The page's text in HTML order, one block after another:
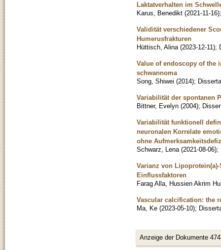
Laktatverhalten im
Karus, Benedikt (2021-11-16)
Validität verschiedener
Humerusfrakturen
Hüttisch, Alina (2023-12-11);
Value of endoscopy of the
schwannoma
Song, Shiwei (2014);
Variabilität der spontanen
Bittner, Evelyn (2004);
Variabilität funktionell
neuronalen Korrelate
ohne
Schwarz, Lena (2021-08-06);
Varianz von
Einflussfaktoren
Farag Alla, Hussien Akrim
Vascular calcification: the
Ma, Ke (2023-05-10);
Anzeige der Dokumente